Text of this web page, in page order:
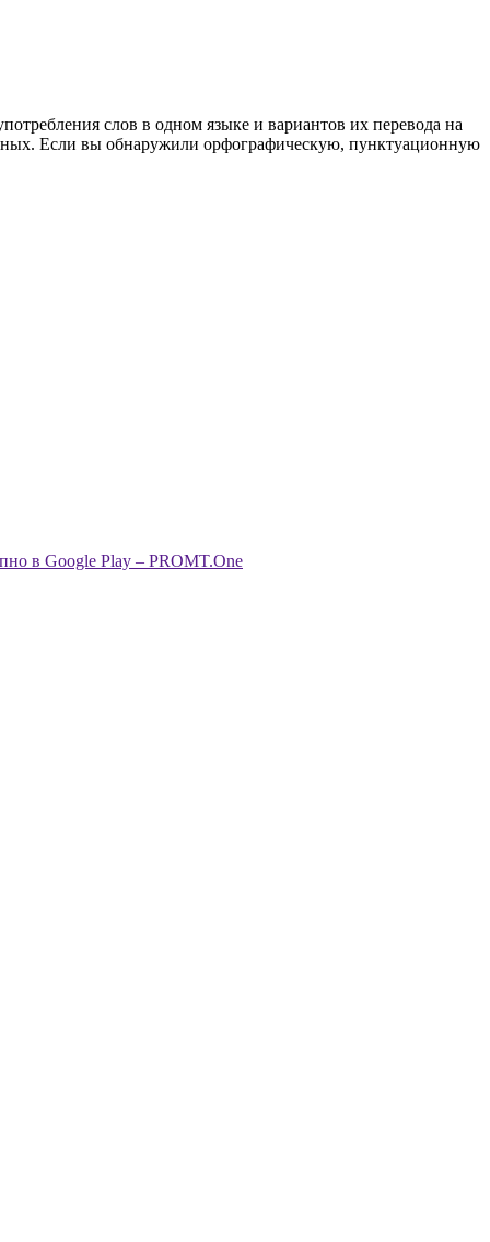
слов в одном языке и вариантов их перевода на
Если вы обнаружили орфографическую, пунктуационную